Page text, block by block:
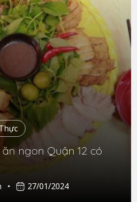
ngon Quận 12 có
27/01/2024